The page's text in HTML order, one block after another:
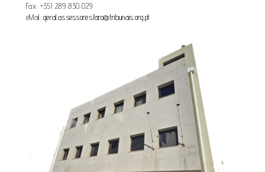
Fax: +351 289 830 029
eMail:geral.assessores.faro@tribunais.org.pt